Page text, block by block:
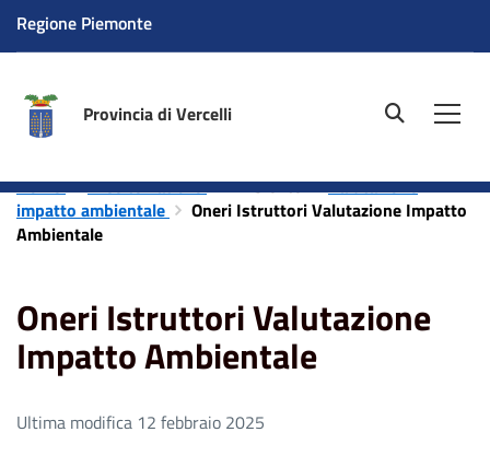
Regione Piemonte
Provincia di Vercelli site.searc
Home Aree tematiche Ambiente
Valutazione
impatto ambientale
Oneri Istruttori Valutazione Impatto
Ambientale
Oneri Istruttori Valutazione
Impatto Ambientale
Ultima modifica 12 febbraio 2025